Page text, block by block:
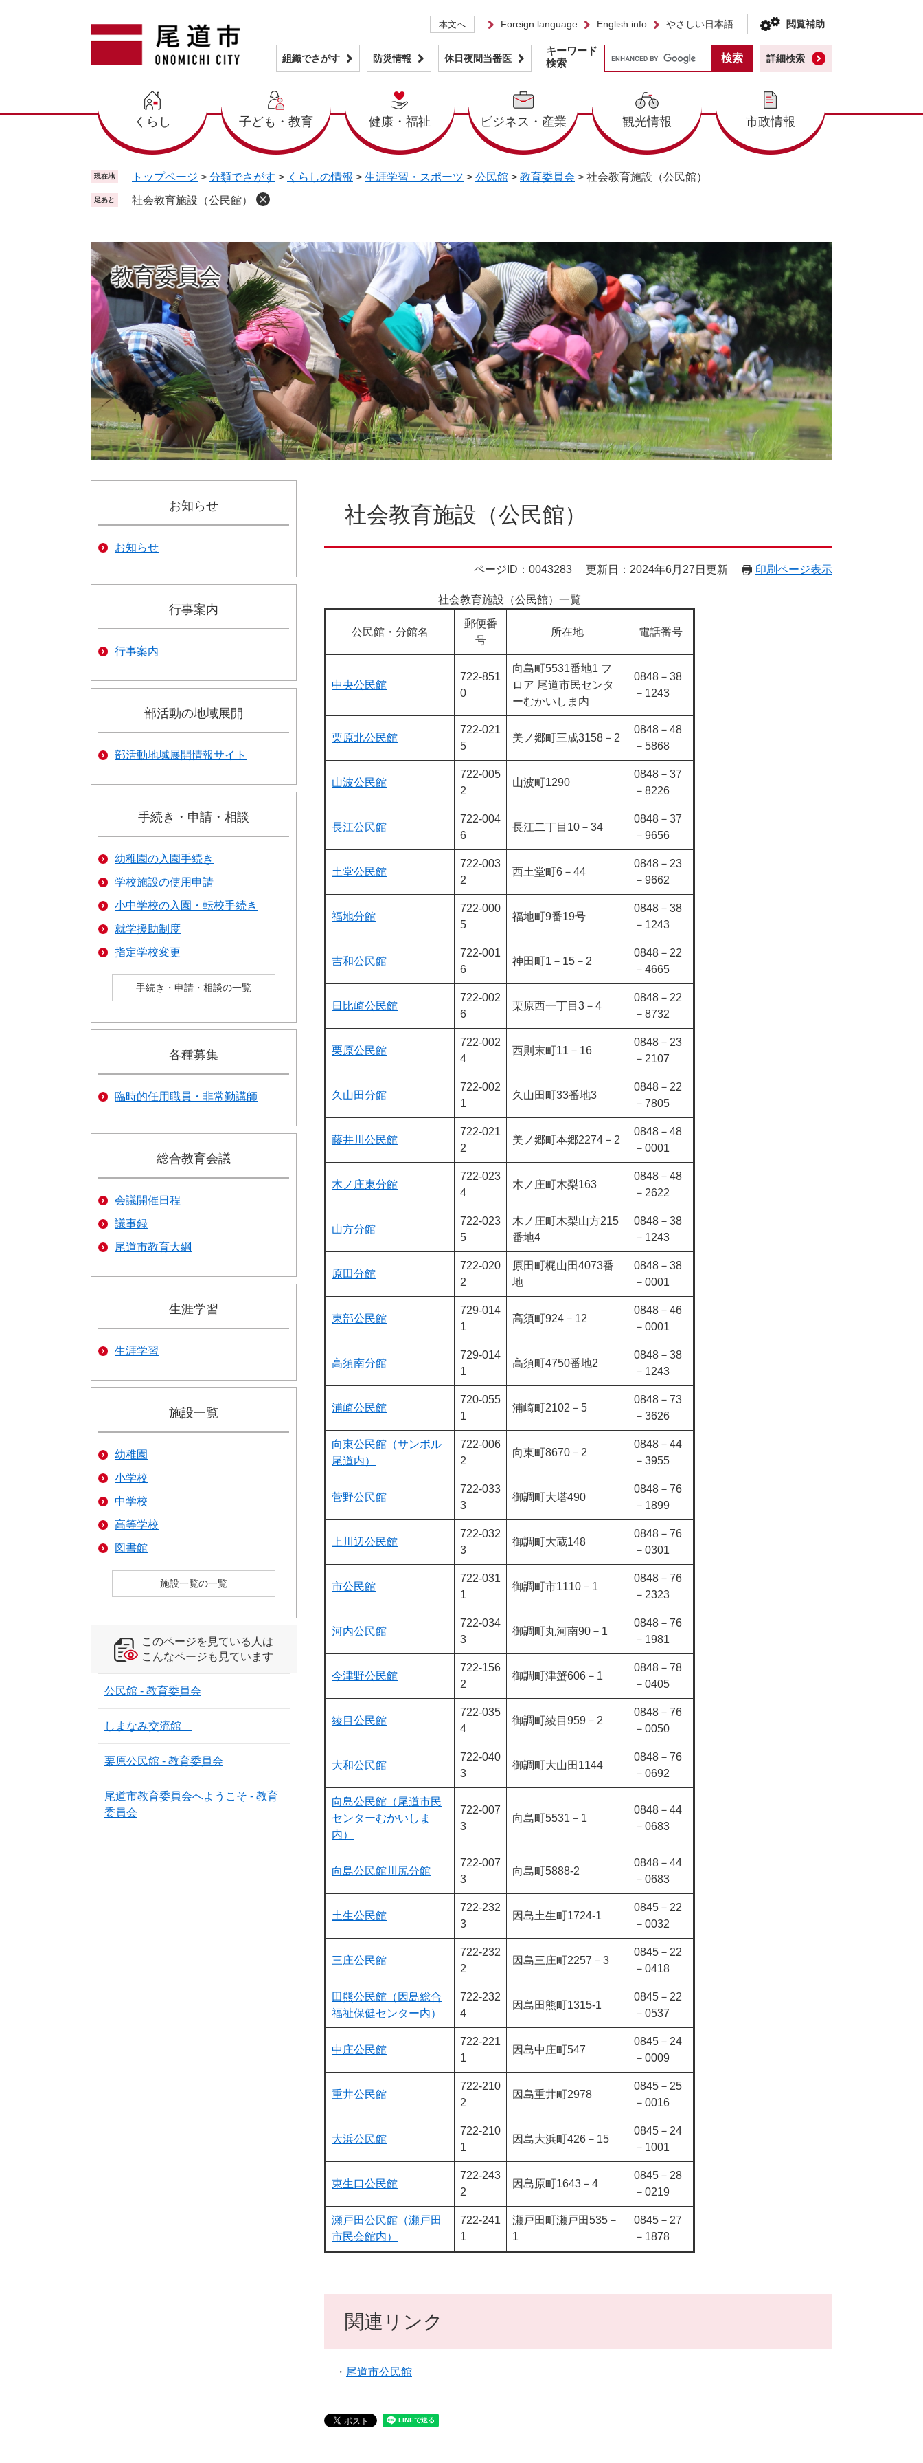
本文へ Foreign language English info やさしい日本語 閲覧補助
組織でさがす 防災情報 休日夜間当番医
くらし 子ども・教育 健康・福祉 ビジネス・産業 観光情報 市政情報
キーワード
検索
詳細検索
現在地 トップページ > 分類でさがす > くらしの情報 > 生涯学習・スポーツ > 公民館 > 教育委員会 > 社会教育施設（公民館）
足あと 社会教育施設（公民館）
教育委員会
社会教育施設（公民館）
ページID：0043283 更新日：2024年6月27日更新 印刷ページ表示
社会教育施設（公民館）一覧
公民館・分館名
郵便番
号
所在地 電話番号
中央公民館
722-851
0
向島町5531番地1 フ
ロア 尾道市民センタ
ーむかいしま内
0848－38
－1243
栗原北公民館
722-021
5
美ノ郷町三成3158－2
0848－48
－5868
山波公民館
722-005
2
山波町1290
0848－37
－8226
長江公民館
722-004
6
長江二丁目10－34
0848－37
－9656
土堂公民館
722-003
2
西土堂町6－44
0848－23
－9662
福地分館
722-000
5
福地町9番19号
0848－38
－1243
吉和公民館
722-001
6
神田町1－15－2
0848－22
－4665
日比崎公民館
722-002
6
栗原西一丁目3－4
0848－22
－8732
栗原公民館
722-002
4
西則末町11－16
0848－23
－2107
久山田分館
722-002
1
久山田町33番地3
0848－22
－7805
藤井川公民館
722-021
2
美ノ郷町本郷2274－2
0848－48
－0001
木ノ庄東分館
722-023
4
木ノ庄町木梨163
0848－48
－2622
山方分館
722-023
5
木ノ庄町木梨山方215
番地4
0848－38
－1243
原田分館
722-020
2
原田町梶山田4073番
地
0848－38
－0001
東部公民館
729-014
1
高須町924－12
0848－46
－0001
高須南分館
729-014
1
高須町4750番地2
0848－38
－1243
浦崎公民館
720-055
1
浦崎町2102－5
0848－73
－3626
向東公民館（サンボル
尾道内）
722-006
2
向東町8670－2
0848－44
－3955
菅野公民館
722-033
3
御調町大塔490
0848－76
－1899
上川辺公民館
722-032
3
御調町大蔵148
0848－76
－0301
市公民館
722-031
1
御調町市1110－1
0848－76
－2323
河内公民館
722-034
3
御調町丸河南90－1
0848－76
－1981
今津野公民館
722-156
2
御調町津蟹606－1
0848－78
－0405
綾目公民館
722-035
4
御調町綾目959－2
0848－76
－0050
大和公民館
722-040
3
御調町大山田1144
0848－76
－0692
向島公民館（尾道市民
センターむかいしま
内）
722-007
3
向島町5531－1
0848－44
－0683
向島公民館川尻分館
722-007
3
向島町5888-2
0848－44
－0683
土生公民館
722-232
3
因島土生町1724-1
0845－22
－0032
三庄公民館
722-232
2
因島三庄町2257－3
0845－22
－0418
田熊公民館（因島総合
福祉保健センター内）
722-232
4
因島田熊町1315-1
0845－22
－0537
中庄公民館
722-221
1
因島中庄町547
0845－24
－0009
重井公民館
722-210
2
因島重井町2978
0845－25
－0016
大浜公民館
722-210
1
因島大浜町426－15
0845－24
－1001
東生口公民館
722-243
2
因島原町1643－4
0845－28
－0219
瀬戸田公民館（瀬戸田
市民会館内）
722-241
1
瀬戸田町瀬戸田535－
1
0845－27
－1878
関連リンク
・ 尾道市公民館
お知らせ
お知らせ
行事案内
行事案内
部活動の地域展開
部活動地域展開情報サイト
手続き・申請・相談
幼稚園の入園手続き
学校施設の使用申請
小中学校の入園・転校手続き
就学援助制度
指定学校変更
手続き・申請・相談の一覧
各種募集
臨時的任用職員・非常勤講師
総合教育会議
会議開催日程
議事録
尾道市教育大綱
生涯学習
生涯学習
施設一覧
幼稚園
小学校
中学校
高等学校
図書館
施設一覧の一覧
このページを見ている人は
こんなページも見ています
公民館 - 教育委員会
しまなみ交流館
栗原公民館 - 教育委員会
尾道市教育委員会へようこそ - 教育
委員会